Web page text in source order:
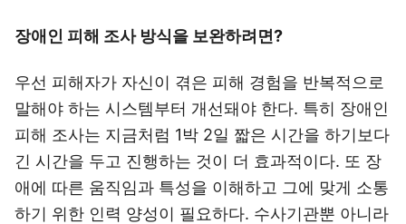
장애인 피해 조사 방식을 보완하려면?
우선 피해자가 자신이 겪은 피해 경험을 반복적으로
말해야 하는 시스템부터 개선돼야 한다. 특히 장애인
피해 조사는 지금처럼 1박 2일 짧은 시간을 하기보다
긴 시간을 두고 진행하는 것이 더 효과적이다. 또 장
애에 따른 움직임과 특성을 이해하고 그에 맞게 소통
하기 위한 인력 양성이 필요하다. 수사기관뿐 아니라